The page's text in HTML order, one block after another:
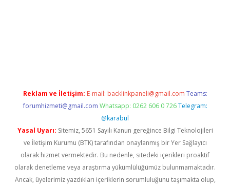
Reklam ve İletişim: E-mail: backlinkpaneli@gmail.com Teams:
forumhizmeti@gmail.com Whatsapp: 0262 606 0 726 Telegram:
@karabul
Yasal Uyarı: Sitemiz, 5651 Sayılı Kanun gereğince Bilgi Teknolojileri
ve İletişim Kurumu (BTK) tarafından onaylanmış bir Yer Sağlayıcı
olarak hizmet vermektedir. Bu nedenle, sitedeki içerikleri proaktif
olarak denetleme veya araştırma yükümlülüğümüz bulunmamaktadır.
Ancak, üyelerimiz yazdıkları içeriklerin sorumluluğunu taşımakta olup,